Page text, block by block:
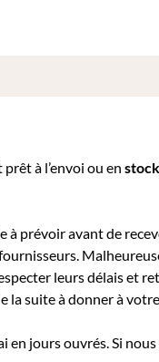
prêt à l’envoi ou en
à prévoir avant de
leurs délais et
la suite à donner à
jours ouvrés. Si